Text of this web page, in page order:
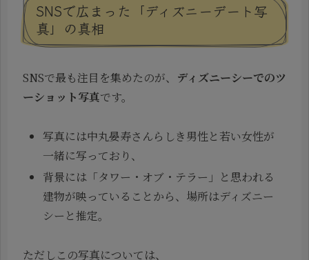
SNSで広まった「ディズニーデート写
真」の真相
SNSで最も注目を集めたのが、 ディズニーシーでのツ
ーショット写真です。
写真には中丸晏寿さんらしき男性と若い女性が
一緒に写っており、
背景には「タワー・オブ・テラー」と思われる
建物が映っていることから、場所はディズニー
シーと推定。
ただしこの写真については、